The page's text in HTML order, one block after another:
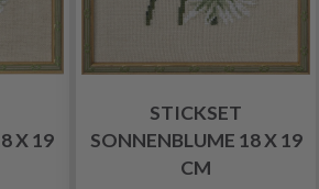
X 19
STICKSET
SONNENBLUME 18 X 19
CM